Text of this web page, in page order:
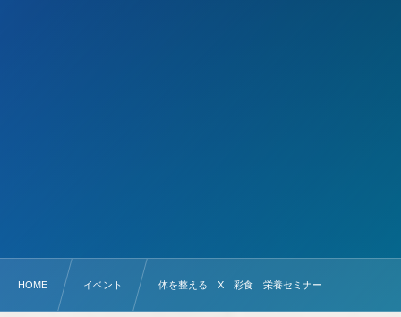
HOME イベント 体を整える X 彩食 栄養セミナー